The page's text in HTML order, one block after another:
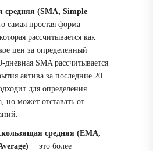
средняя (SMA, Simple
самая простая форма
рассчитывается как
цен за определенный
SMA рассчитывается
актива за последние 20
для определения
но может отставать от
средняя (EMA,
─ это более